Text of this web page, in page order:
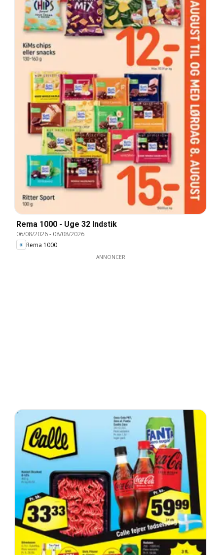
Rema 1000 - Uge 32 Indstik
06/08/2026- 08/08/2026
Rema 1000
ANNONCER